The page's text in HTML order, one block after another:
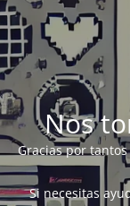
Nos
Gracias por
Si necesitas